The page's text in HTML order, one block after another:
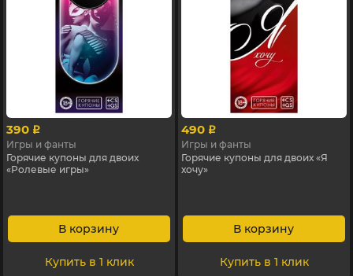
390 p
Игры и фанты
Горячие купоны для двоих
«Ролевые игры»
В корзину
Купить в 1 клик
490 p
Игры и фанты
Горячие купоны для двоих «Я
хочу»
В корзину
Купить в 1 клик